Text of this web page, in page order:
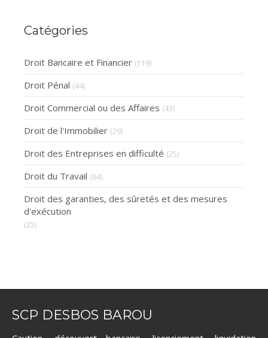
Catégories
Droit Bancaire et Financier (119)
Droit Pénal (44)
Droit Commercial ou des Affaires (43)
Droit de l'Immobilier (29)
Droit des Entreprises en difficulté (25)
Droit du Travail (64)
Droit des garanties, des sûretés et des mesures
d'exécution
(25)
SCP DESBOS BAROU